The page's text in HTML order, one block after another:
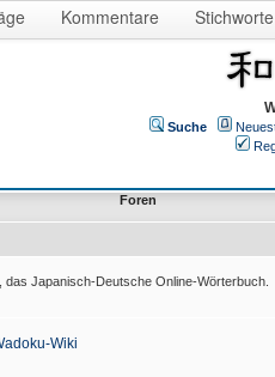
Kommentare Stichworte
Suche
Foren
das Japanisch-Deutsche Online-Wörterbuch.
Wiki